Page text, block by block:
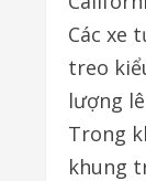
Các xe
treo
lượng
Trong
khung